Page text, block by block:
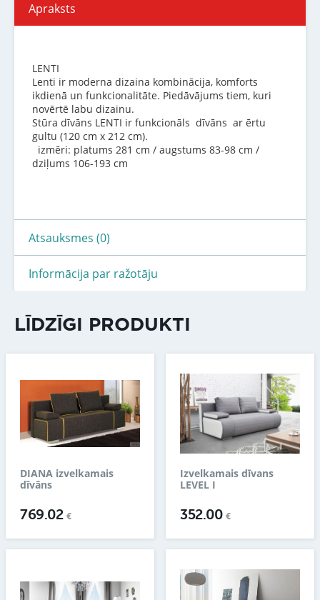
Apraksts
LENTI
Lenti ir moderna dizaina kombinācija, komforts
ikdienā un funkcionalitāte. Piedāvājums tiem, kuri
novērtē labu dizainu.
Stūra dīvāns LENTI ir funkcionāls dīvāns ar ērtu
gultu (120 cm x 212 cm).
izmēri: platums 281 cm / augstums 83-98 cm /
dziļums 106-193 cm
Atsauksmes (0)
Informācija par ražotāju
LĪDZĪGI PRODUKTI
DIANA izvelkamais
dīvāns
769.02€
Izvelkamais dīvans
LEVEL I
352.00€